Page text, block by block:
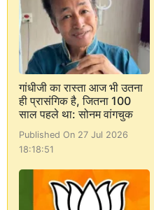
गांधीजी का रास्ता आज भी उतना
ही प्रासंगिक है, जितना 100
साल पहले था: सोनम वांगचुक
Published On 27 Jul 2026
18:18:51